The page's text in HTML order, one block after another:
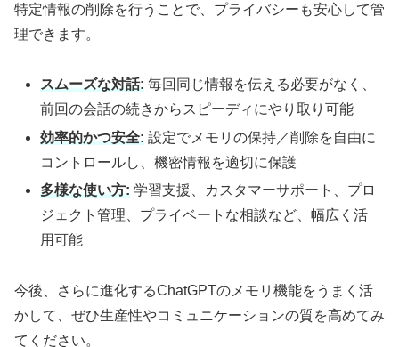
特定情報の削除を行うことで、プライバシーも安心して管
理できます。
スムーズな対話: 毎回同じ情報を伝える必要がなく、
前回の会話の続きからスピーディにやり取り可能
効率的かつ安全: 設定でメモリの保持／削除を自由に
コントロールし、機密情報を適切に保護
多様な使い方: 学習支援、カスタマーサポート、プロ
ジェクト管理、プライベートな相談など、幅広く活
用可能
今後、さらに進化するChatGPTのメモリ機能をうまく活
かして、ぜひ生産性やコミュニケーションの質を高めてみ
てください。